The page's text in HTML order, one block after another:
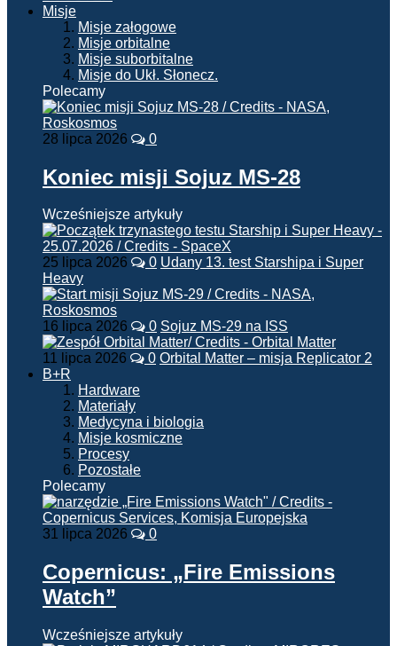
Misje
Misje załogowe
Misje orbitalne
Misje suborbitalne
Misje do Ukł. Słonecz.
Polecamy
28 lipca 2026 0
Koniec misji Sojuz MS-28
Wcześniejsze artykuły
25 lipca 2026 0 Udany 13. test Starshipa i Super
Heavy
16 lipca 2026 0 Sojuz MS-29 na ISS
11 lipca 2026 0 Orbital Matter – misja Replicator 2
B+R
Hardware
Materiały
Medycyna i biologia
Misje kosmiczne
Procesy
Pozostałe
Polecamy
31 lipca 2026 0
Copernicus: „Fire Emissions
Watch”
Wcześniejsze artykuły